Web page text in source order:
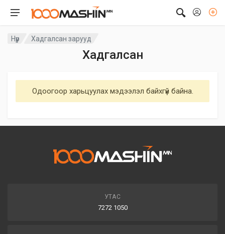
Нүүр Хадгалсан зарууд
Хадгалсан
Одоогоор харьцуулах мэдээлэл байхгүй байна.
УТАС
7272 1050